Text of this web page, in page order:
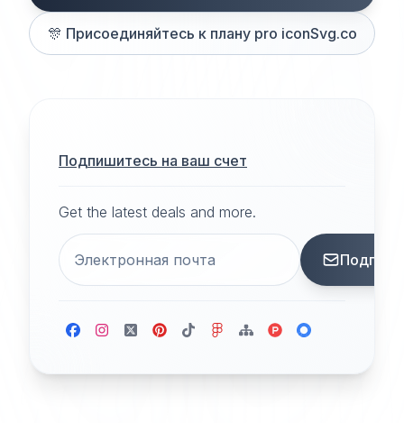
🎊 Присоединяйтесь к плану pro iconSvg.co
Подпишитесь на ваш счет
Get the latest deals and more.